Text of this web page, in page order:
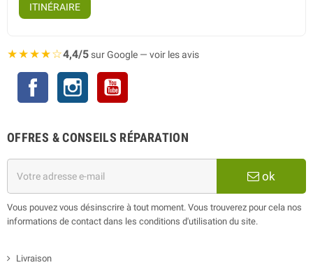
ITINÉRAIRE
★★★★☆4,4/5sur Google — voir les avis
Facebook Instagram
OFFRES & CONSEILS RÉPARATION
ok
Vous pouvez vous désinscrire à tout moment. Vous trouverez pour cela nos
informations de contact dans les conditions d'utilisation du site.
Livraison